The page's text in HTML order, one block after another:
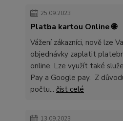
25.09.2023
Platba kartou Online 🌐
Vážení zákazníci, nově lze
objednávky zaplatit
online. Lze využít také
Pay a Google pay. Z
počtu... číst celé
13.09.2023